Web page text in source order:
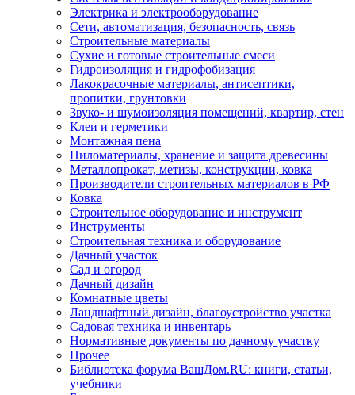
Электрика и электрооборудование
Сети, автоматизация, безопасность, связь
Строительные материалы
Сухие и готовые строительные смеси
Гидроизоляция и гидрофобизация
Лакокрасочные материалы, антисептики,
пропитки, грунтовки
Звуко- и шумоизоляция помещений, квартир, стен
Клеи и герметики
Монтажная пена
Пиломатериалы, хранение и защита древесины
Металлопрокат, метизы, конструкции, ковка
Производители строительных материалов в РФ
Ковка
Строительное оборудование и инструмент
Инструменты
Строительная техника и оборудование
Дачный участок
Сад и огород
Дачный дизайн
Комнатные цветы
Ландшафтный дизайн, благоустройство участка
Садовая техника и инвентарь
Нормативные документы по дачному участку
Прочее
Библиотека форума ВашДом.RU: книги, статьи,
учебники